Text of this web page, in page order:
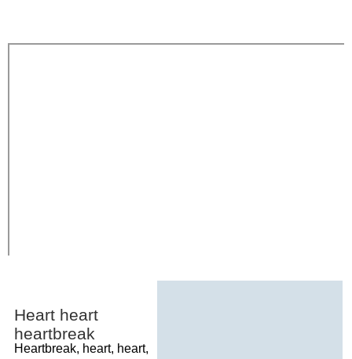
Heart heart
heartbreak
Heartbreak, heart, heart,